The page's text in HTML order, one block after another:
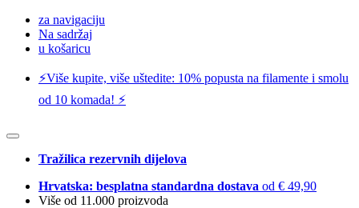
za navigaciju
Na sadržaj
u košaricu
⚡️Više kupite, više uštedite: 10% popusta na filamente i smolu
od 10 komada! ⚡️
Tražilica rezervnih dijelova
Hrvatska: besplatna standardna dostava od € 49,90
Više od 11.000 proizvoda